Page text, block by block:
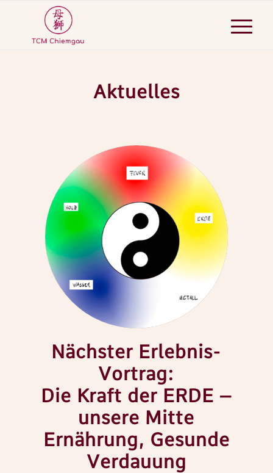
Aktuelles
Nächster Erlebnis-
Vortrag:
Die Kraft der ERDE –
unsere Mitte
Ernährung, Gesunde
Verdauung